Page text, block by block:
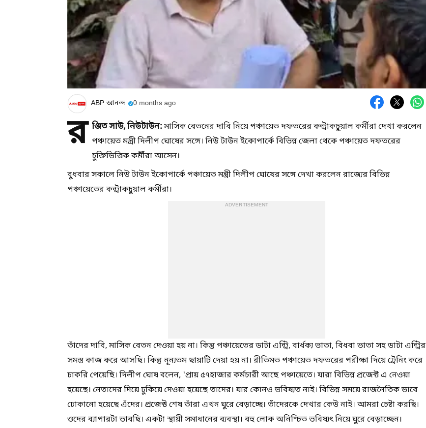
ABP আনন্দ 0 months ago
র ঞ্জিত সাউ, নিউটাউন:মাসিক বেতনের দাবি নিয়ে পঞ্চায়েত দফতরের কন্ট্রাকচুয়াল কর্মীরা দেখা করলেন
পঞ্চায়েত মন্ত্রী দিলীপ ঘোষের সঙ্গে। নিউ টাউন ইকোপার্কে বিভিন্ন জেলা থেকে পঞ্চায়েত দফতরের
চুক্তিভিত্তিক কর্মীরা আসেন।
বুধবার সকালে নিউ টাউন ইকোপার্কে পঞ্চায়েত মন্ত্রী দিলীপ ঘোষের সঙ্গে দেখা করলেন রাজ্যের বিভিন্ন
পঞ্চায়েতের কন্ট্রাকচুয়াল কর্মীরা।
ADVERTISEMENT
তাঁদের দাবি, মাসিক বেতন দেওয়া হয় না। কিন্তু পঞ্চায়েতের ডাটা এন্ট্রি, বার্ধক্য ভাতা, বিধবা ভাতা সহ ডাটা এন্ট্রির
সমস্ত কাজ করে আসছি। কিন্তু নূন্যতম ছায়াটি দেয়া হয় না। রীতিমত পঞ্চায়েত দফতরের পরীক্ষা দিয়ে ট্রেনিং করে
চাকরি পেয়েছি। দিলীপ ঘোষ বলেন, 'প্রায় ৫৭হাজার কর্মচারী আছে পঞ্চায়েতে। যারা বিভিন্ন প্রজেক্ট এ নেওয়া
হয়েছে। নেতাদের দিয়ে ঢুকিয়ে দেওয়া হয়েছে তাদের। যার কোনও ভবিষ্যত নাই। বিভিন্ন সময়ে রাজনৈতিক ভাবে
ঢোকানো হয়েছে এঁদের। প্রজেক্ট শেষ তাঁরা এখন ঘুরে বেড়াচ্ছে। তাঁদেরকে দেখার কেউ নাই। আমরা চেষ্টা করছি।
ওদের ব্যাপারটা ভাবছি। একটা স্থায়ী সমাধানের ব্যবস্থা। বহু লোক অনিশ্চিত ভবিষ্যৎ নিয়ে ঘুরে বেড়াচ্ছেন।